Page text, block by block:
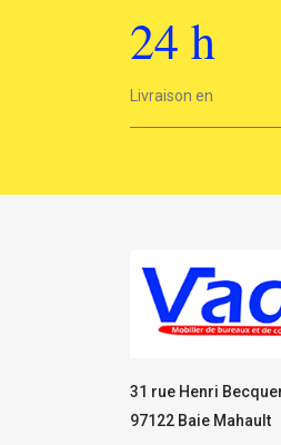
24 h
Livraison en
31 rue Henri
97122 Baie Mahault